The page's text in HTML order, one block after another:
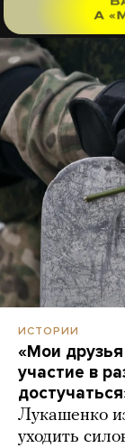
ИСТОРИИ
«Мои
участие в
Лукашенко
уходить